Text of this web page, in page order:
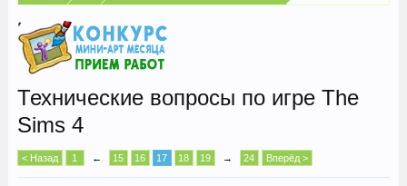
Технические вопросы по игре The
Sims 4
< Назад 1 ← 15 16 17 18 19 → 24 Вперёд >